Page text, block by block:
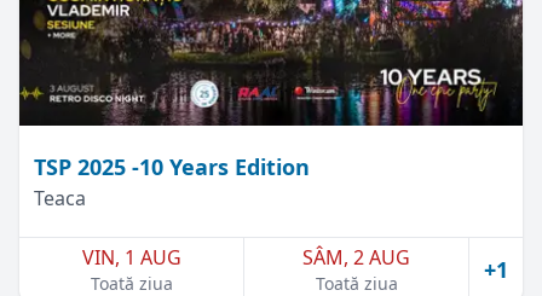
TSP 2025 -10 Years Edition
Teaca
VIN, 1 AUG
Toată ziua
SÂM, 2 AUG
Toată ziua +1